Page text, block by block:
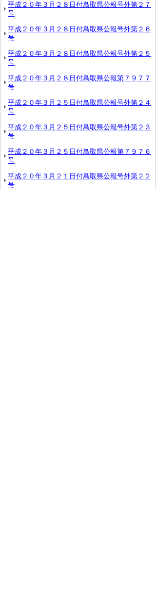
平成２０年３月２８日付鳥取県公報号外第２７
号
平成２０年３月２８日付鳥取県公報号外第２６
号
平成２０年３月２８日付鳥取県公報号外第２５
号
平成２０年３月２８日付鳥取県公報第７９７７
号
平成２０年３月２５日付鳥取県公報号外第２４
号
平成２０年３月２５日付鳥取県公報号外第２３
号
平成２０年３月２５日付鳥取県公報第７９７６
号
平成２０年３月２１日付鳥取県公報号外第２２
号